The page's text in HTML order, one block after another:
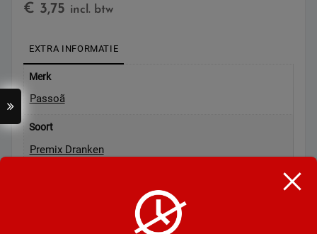
€ 3,75 incl. btw
EXTRA INFORMATIE
Merk
Passoã
Soort
Premix Dranken